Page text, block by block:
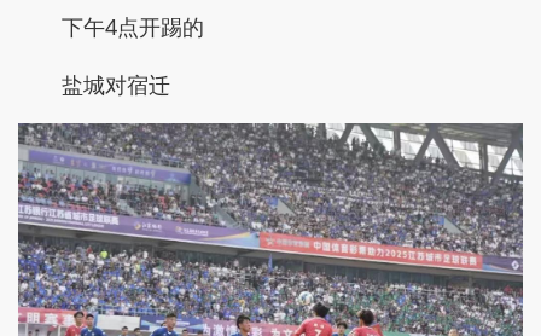
下午4点开踢的
盐城对宿迁